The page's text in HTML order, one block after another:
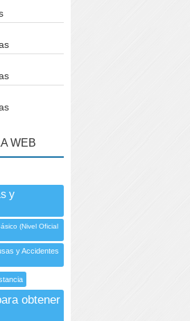
WEB
y
(Nivel Oficial
y Accidentes
obtener